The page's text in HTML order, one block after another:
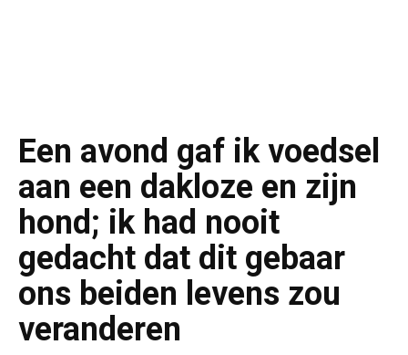
Een avond gaf ik voedsel
aan een dakloze en zijn
hond; ik had nooit
gedacht dat dit gebaar
ons beiden levens zou
veranderen